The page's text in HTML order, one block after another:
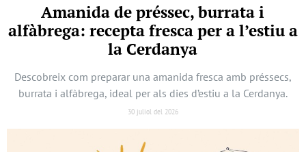
Amanida de préssec, burrata i
alfàbrega: recepta fresca per a l’estiu a
la Cerdanya
Descobreix com preparar una amanida fresca amb préssecs,
burrata i alfàbrega, ideal per als dies d’estiu a la Cerdanya.
30 juliol del 2026